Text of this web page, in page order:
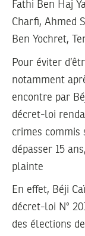
Fathi Ben Haj
Charfi, Ahmed
Ben Yochret,
Pour éviter
notamment
encontre par
décret-loi
crimes commis
dépasser 15
plainte
En effet, Béji
décret-loi N°
des élections